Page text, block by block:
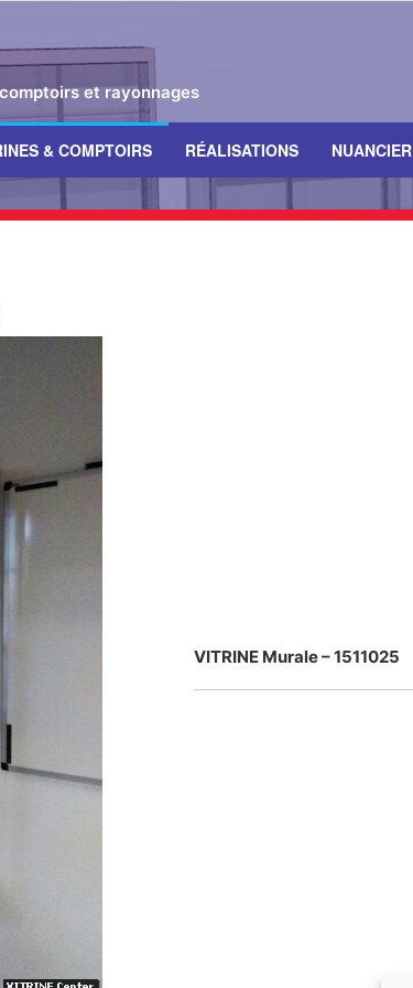
et rayonnages
& COMPTOIRS RÉALISATIONS NUANCIER
VITRINE Murale – 1511025